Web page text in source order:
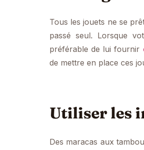
Tous les jouets ne se
passé seul. Lorsque
préférable de lui fournir
de mettre en place ces
Utiliser les
Des maracas aux